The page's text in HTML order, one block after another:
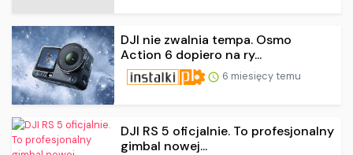
DJI nie zwalnia tempa. Osmo
Action 6 dopiero na ry...
6 miesięcy temu
DJI RS 5 oficjalnie. To profesjonalny
gimbal nowej...